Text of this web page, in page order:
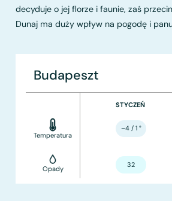
decyduje o jej florze i faunie, zaś
Dunaj ma duży wpływ na pogodę i
Budapeszt
Temperatura
Opady
STYCZEŃ
–4 / 1°
32